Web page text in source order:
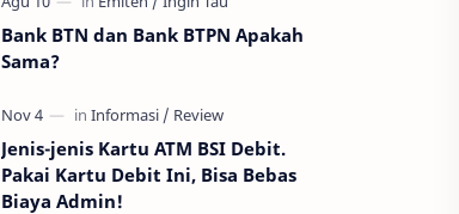
Bank BTN dan Bank BTPN Apakah
Sama?
Jenis-jenis Kartu ATM BSI Debit.
Pakai Kartu Debit Ini, Bisa Bebas
Biaya Admin!